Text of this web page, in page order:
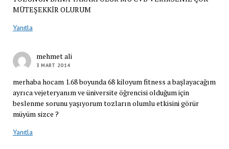
MÜTEŞEKKİR OLURUM
Yanıtla
mehmet ali
3 MART 2014
merhaba hocam 1.68 boyunda 68 kiloyum fitness a başlayacağım
ayrıca vejeteryanım ve üniversite öğrencisi olduğum için
beslenme sorunu yaşıyorum tozların olumlu etkisini görür
müyüm sizce ?
Yanıtla